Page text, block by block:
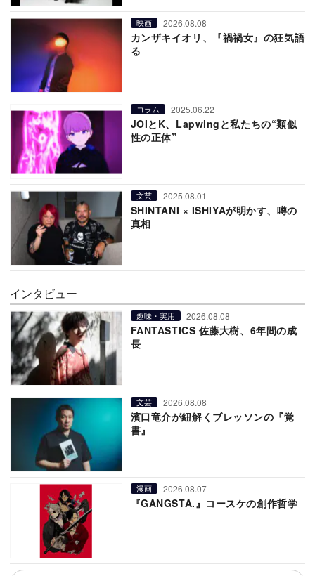
映画 2026.08.08
カンザキイオリ、『禍禍女』の狂気語
る
コラム 2025.06.22
JOIとK、Lapwingと私たちの“類似
性の正体”
文芸 2025.08.01
SHINTANI × ISHIYAが明かす、噂の
真相
インタビュー
趣味・実用 2026.08.08
FANTASTICS 佐藤大樹、6年間の成
長
文芸 2026.08.08
濱口竜介が紐解くブレッソンの『覚
書』
漫画 2026.08.07
『GANGSTA.』コースケの創作哲学